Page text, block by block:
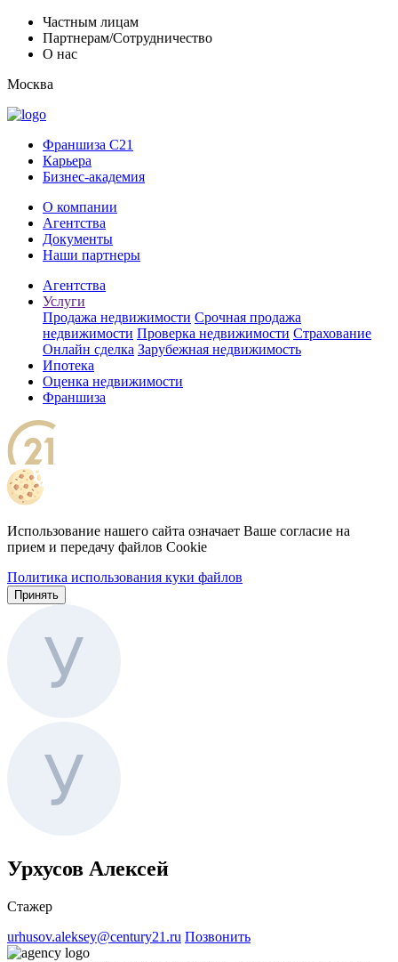
Частным лицам
Партнерам/Сотрудничество
О нас
Москва
Франшиза C21
Карьера
Бизнес-академия
О компании
Агентства
Документы
Наши партнеры
Агентства
Услуги
Продажа недвижимости Срочная продажа
недвижимости Проверка недвижимости Страхование
Онлайн сделка Зарубежная недвижимость
Ипотека
Оценка недвижимости
Франшиза
Использование нашего сайта означает Ваше согласие на
прием и передачу файлов Cookie
Политика использования куки файлов
Принять
Урхусов Алексей
Стажер
urhusov.aleksey@century21.ru Позвонить